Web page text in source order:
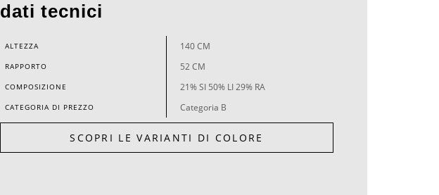
dati tecnici
ALTEZZA 140 CM
RAPPORTO 52 CM
COMPOSIZIONE 21% SI 50% LI 29% RA
CATEGORIA DI PREZZO Categoria B
SCOPRI LE VARIANTI DI COLORE